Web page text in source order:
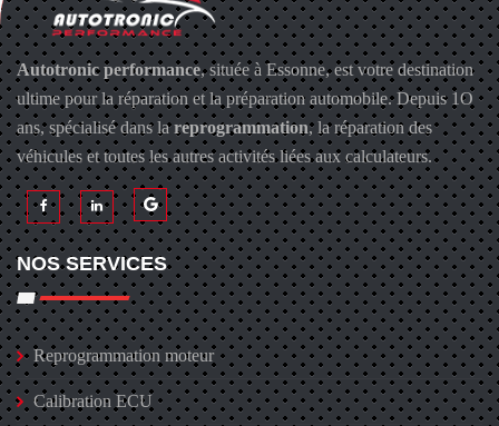
Autotronic performance, située à Essonne, est votre destination
ultime pour la réparation et la préparation automobile. Depuis 1O
ans, spécialisé dans lareprogrammation, la réparation des
véhicules et toutes les autres activités liées aux calculateurs.
NOS SERVICES
Reprogrammation moteur
Calibration ECU